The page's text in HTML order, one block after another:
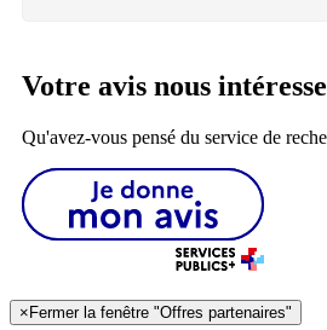
Votre avis nous intéresse
Qu'avez-vous pensé du service de
× Fermer la fenêtre "Offres partenaires"